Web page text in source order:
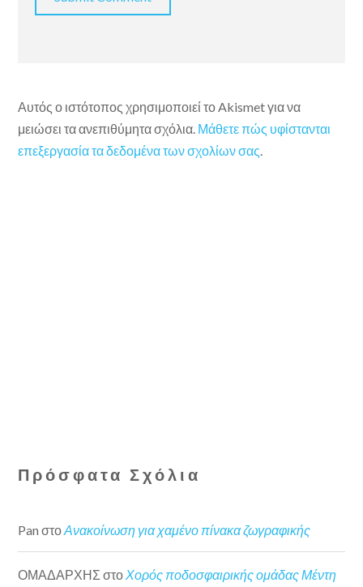
Αυτός ο ιστότοπος χρησιμοποιεί το Akismet για να
μειώσει τα ανεπιθύμητα σχόλια. Μάθετε πώς υφίστανται
επεξεργασία τα δεδομένα των σχολίων σας
Πρόσφατα Σχόλια
Pan στοΑνακοίνωση για χαμένο πίνακα ζωγραφικής
ΟΜΑΔΑΡΧΗΣ στοΧορός ποδοσφαιρικής ομάδας Μέντη